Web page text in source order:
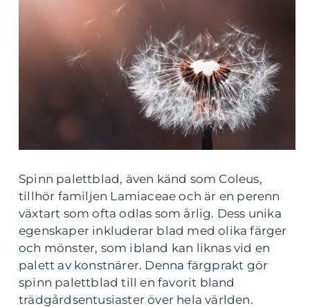
Spinn palettblad, även känd som Coleus,
tillhör familjen Lamiaceae och är en perenn
växtart som ofta odlas som årlig. Dess unika
egenskaper inkluderar blad med olika färger
och mönster, som ibland kan liknas vid en
palett av konstnärer. Denna färgprakt gör
spinn palettblad till en favorit bland
trädgårdsentusiaster över hela världen.